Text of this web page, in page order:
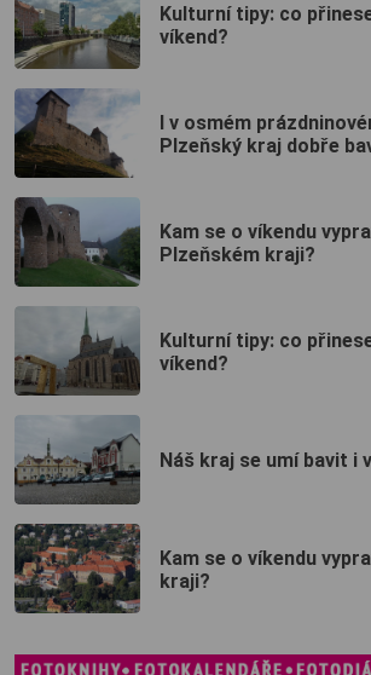
Kulturní tipy: co
víkend?
I v osmém
Plzeňský kraj dobře
Kam se o víkendu
Plzeňském kraji?
Kulturní tipy: co
víkend?
Náš kraj se umí bavit i
Kam se o víkendu
kraji?